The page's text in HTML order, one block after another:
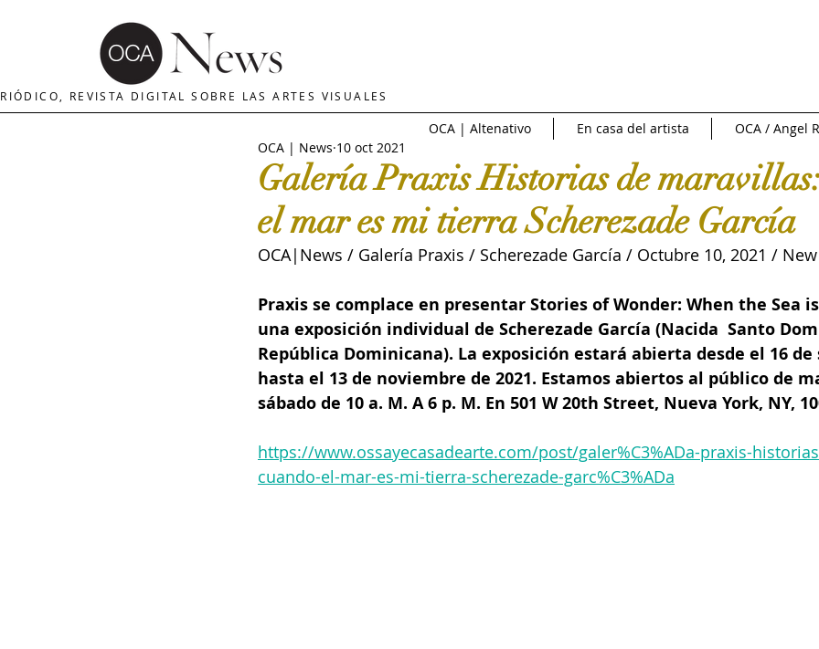
MERCADO DE ARTE INTERNACIONAL
The Art Newspaper Crítica de Arte Art News Sotheby's Subasta
Palacio deBellas arte Critica de cine Crítica y Teoría del arte Conversatorio en la Red
Escultura OCA|Newsletter Art in America Ossaye Casa de Arte Arte al Día
Galería Praxis Historias de
el mar es mi tierra Scherezade García
OCA | News 10 oct 2021
OCA|News / Galería Praxis / Scherezade García / Octubre 10, 2021 / New
Praxis se complace en presentar Stories of Wonder: When the Sea
una exposición individual de Scherezade García (Nacida  Santo
República Dominicana). La exposición estará abierta desde el 16
hasta el 13 de noviembre de 2021. Estamos abiertos al público de
sábado de 10 a. M. A 6 p. M. En 501 W 20th Street, Nueva York, NY,
https://www.ossayecasadearte.com/post/galer%C3%ADa-praxis-
cuando-el-mar-es-mi-tierra-scherezade-garc%C3%ADa
REVISTA DIGITAL SOBRE LAS ARTES VISUALES
OCA | Altenativo En casa del artista OCA / Angel